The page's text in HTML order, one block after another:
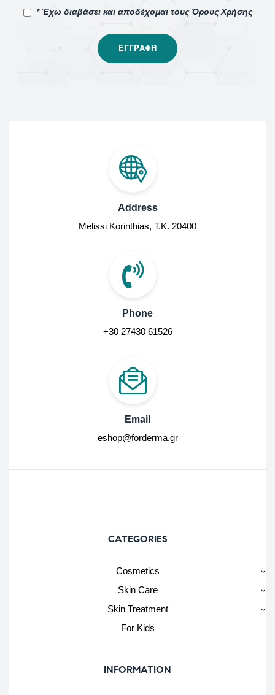
* Έχω διαβάσει και αποδέχομαι τους Όρους Χρήσης
Address
Melissi Korinthias, Τ.Κ. 20400
Phone
+30 27430 61526
Email
eshop@forderma.gr
CATEGORIES
Cosmetics
Skin Care
Skin Treatment
For Kids
INFORMATION